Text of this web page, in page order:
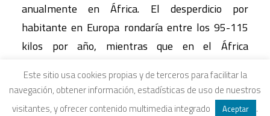
anualmente en África. El desperdicio por
habitante en Europa rondaría entre los 95-115
kilos por año, mientras que en el África
sistemas de conservación de alimentos mucho
más deficientes− supondría solo 11 kilos por año.
Este sitio usa cookies propias y de terceros para facilitar la
navegación, obtener información, estadísticas de uso de nuestros
visitantes, y ofrecer contenido multimedia integrado
Aceptar
.